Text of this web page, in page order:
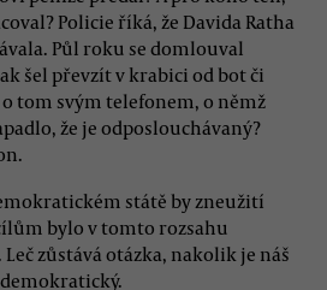
Policie říká, že Davida Ratha
Půl roku se domlouval
šel převzít v krabici od bot či
tom svým telefonem, o němž
že je odposlouchávaný?
státě by zneužití
bylo v tomto rozsahu
zůstává otázka, nakolik je náš